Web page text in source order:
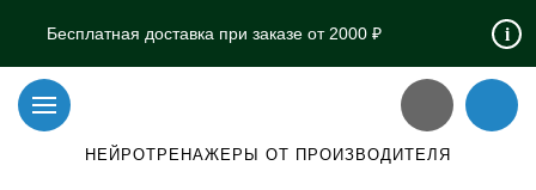
Бесплатная доставка при заказе от 2000 ₽ i
НЕЙРОТРЕНАЖЕРЫ ОТ ПРОИЗВОДИТЕЛЯ